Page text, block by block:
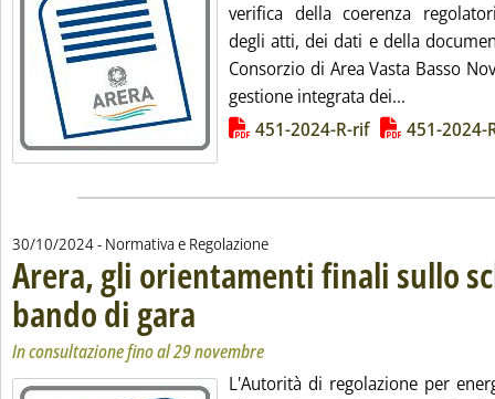
verifica della coerenza
degli atti, dei dati e della
Consorzio di Area Vasta Basso
gestione integrata dei...
Lista allegati PDF alla notizia
451-2024-R-rif 451-2024-
30/10/2024- Normativa e Regolazione
Arera, gli orientamenti finali sullo
bando di gara
In consultazione fino al 29 novembre
L'Autorità di regolazione per